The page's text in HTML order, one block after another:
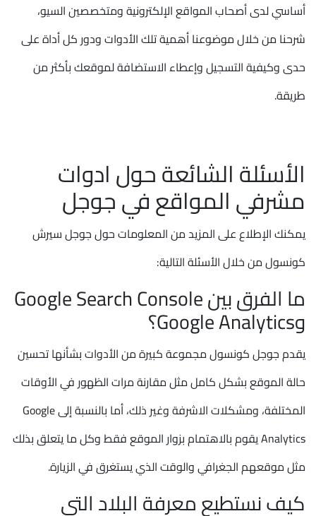
أساسي لدى أصحاب المواقع الإلكترونية ومتخصصين السيو،
شرحنا من خلال موضوعنا أهمية تلك الأدوات ودور كل أداة على
حدى وكيفية التسجيل وإعطاء الاستضافة لموقعك بأكثر من
طريقة.
الأسئلة الشائعة حول ادوات
مشرفي المواقع في جوجل
يمكنك الإطلاع على المزيد من المعلومات حول جوجل سيرش
كونسول من خلال الأسئلة التالية:
ما الفرق بين Google Search Console
وGoogle Analytics؟
يقدم جوجل كونسول مجموعة كبيرة من الأدوات بشأنها تحسين
حالة الموقع بشكل كامل مثل مقارنة مرات الظهور في الأوقات
المختلفة، ومشكلات الاشرفة وغير ذلك، أما بالنسبة إلى Google
Analytics يقوم بالاهتمام بزوار الموقع فقط وكل ما يتعلق بذلك
مثل موقعهم الجغرافي والوقت الذي يستغرق في الزيارة.
كيف نستطيع معرفة البلاد التي